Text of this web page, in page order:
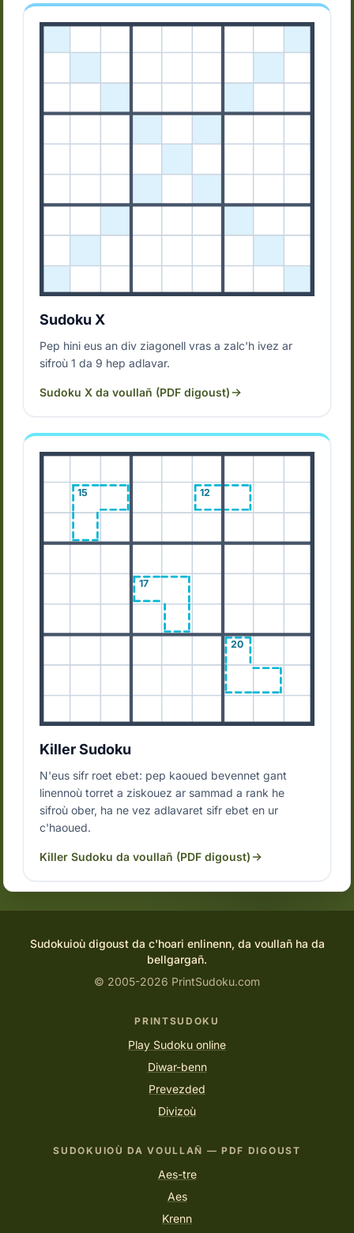
Sudoku X
Pep hini eus an div ziagonell vras a zalc'h ivez ar
sifroù 1 da 9 hep adlavar.
Sudoku X da voullañ (PDF digoust)
15 12
17
20
Killer Sudoku
N'eus sifr roet ebet: pep kaoued bevennet gant
linennoù torret a ziskouez ar sammad a rank he
sifroù ober, ha ne vez adlavaret sifr ebet en ur
c'haoued.
Killer Sudoku da voullañ (PDF digoust)
Sudokuioù digoust da c'hoari enlinenn, da voullañ ha da
bellgargañ.
© 2005-2026 PrintSudoku.com
PRINTSUDOKU
Play Sudoku online
Diwar-benn
Prevezded
Divizoù
SUDOKUIOÙ DA VOULLAÑ — PDF DIGOUST
Aes-tre
Aes
Krenn